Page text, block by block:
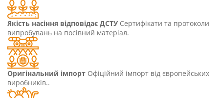
Якість насіння відповідає ДСТУ Сертифікати та протоколи
випробувань на посівний матеріал.
Оригінальний імпорт Офіційний імпорт від європейських
виробників..